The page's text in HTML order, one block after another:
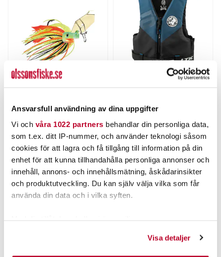
Ansvarsfull användning av dina uppgifter
Vi och våra 1022 partners behandlar din personliga data,
som t.ex. ditt IP-nummer, och använder teknologi såsom
cookies för att lagra och få tillgång till information på din
enhet för att kunna tillhandahålla personliga annonser och
innehåll, annons- och innehållsmätning, åskådarinsikter
och produktutveckling. Du kan själv välja vilka som får
använda din data och i vilka syften.
Visa detaljer
Nuvarande pris:
75,00 krTidigare pris:
99,00 kr
75,00 kr
99,00 kr
FINNS I LAGER.
Marin/Svart
Nuvarande pris:
439,00 krTidigare pris:
548,00 kr
439,00 kr
548,00 kr
FINNS I LAGER.
LÄS MER